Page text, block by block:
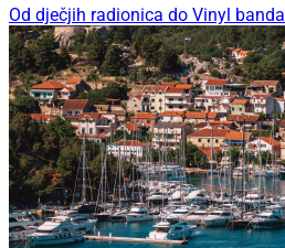
Od dječjih radionica do Vinyl banda